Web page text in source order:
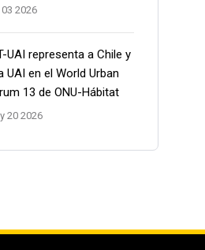
2026
UAI representa a Chile y
UAI en el World Urban
13 de ONU-Hábitat
20 2026